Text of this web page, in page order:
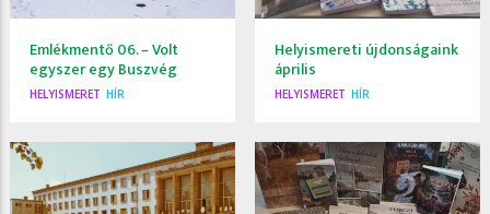
Emlékmentő 06. – Volt
egyszer egy Buszvég
HELYISMERET HÍR
Helyismereti újdonságaink
április
HELYISMERET HÍR